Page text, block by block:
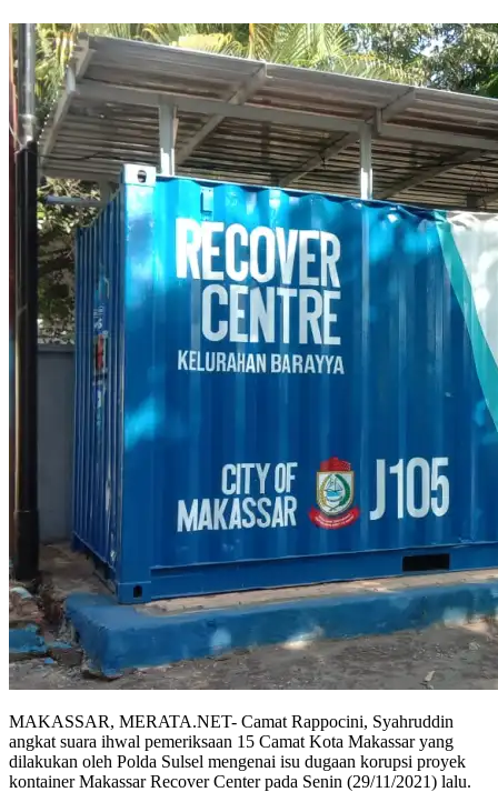
MAKASSAR, MERATA.NET- Camat Rappocini, Syahruddin
angkat suara ihwal pemeriksaan 15 Camat Kota Makassar yang
dilakukan oleh Polda Sulsel mengenai isu dugaan korupsi proyek
kontainer Makassar Recover Center pada Senin (29/11/2021) lalu.